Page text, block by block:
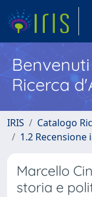
Ricerca
IRIS Catalogo
1.2 Recensione
Marcello
storia e